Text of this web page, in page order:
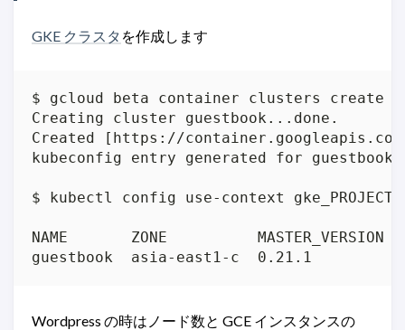
GKE クラスタ を作成します
$ gcloud beta container clusters create
Creating cluster guestbook...done.
Created [https://
kubeconfig entry generated for
$ kubectl config use-context
NAME       ZONE          MASTER_VERSION
guestbook  asia-east1-c  0.21.1
Wordpress の時はノード数と GCE インスタンスの